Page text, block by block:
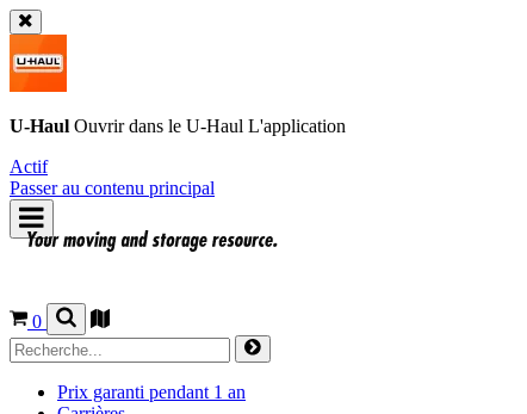
U-Haul Ouvrir dans le U-Haul L'application
Actif
Passer au contenu principal
0
Prix garanti pendant 1 an